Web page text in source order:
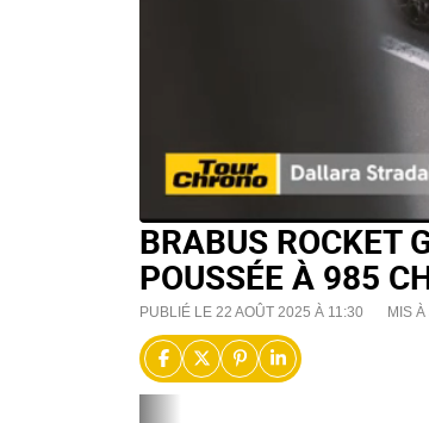
BRABUS ROCKET
POUSSÉE À 985
PUBLIÉ LE 22 AOÛT 2025 À 11:30 MIS